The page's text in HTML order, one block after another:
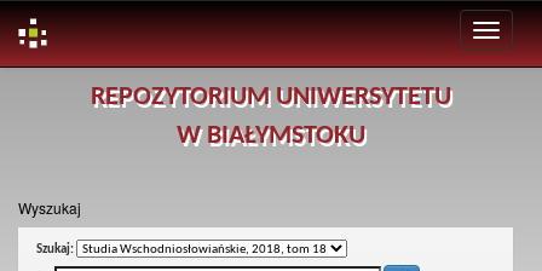
REPOZYTORIUM UNIWERSYTETU
W BIAŁYMSTOKU
Wyszukaj
Szukaj: